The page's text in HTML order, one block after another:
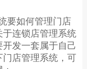
要如何管理门店
连锁店管理系统
发一套属于自己
店管理系统，可